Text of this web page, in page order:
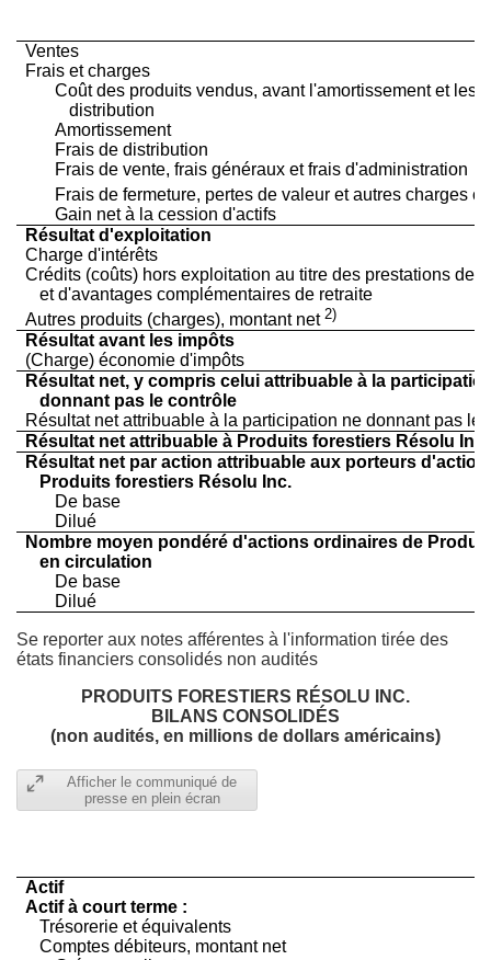
Ventes
Frais et charges
Coût des produits vendus, avant l'amortissement et les
distribution
Amortissement
Frais de distribution
Frais de vente, frais généraux et frais d'administration
Frais de fermeture, pertes de valeur et autres charges
Gain net à la cession d'actifs
Résultat d'exploitation
Charge d'intérêts
Crédits (coûts) hors exploitation au titre des prestations des
et d'avantages complémentaires de retraite
Autres produits (charges), montant net 2)
Résultat avant les impôts
(Charge) économie d'impôts
Résultat net, y compris celui attribuable à la
donnant pas le contrôle
Résultat net attribuable à la participation ne donnant pas le
Résultat net attribuable à Produits forestiers Résolu Inc.
Résultat net par action attribuable aux porteurs
Produits forestiers Résolu Inc.
De base
Dilué
Nombre moyen pondéré d'actions ordinaires de
en circulation
De base
Dilué
Se reporter aux notes afférentes à l'information tirée des
états financiers consolidés non audités
PRODUITS FORESTIERS RÉSOLU INC.
BILANS CONSOLIDÉS
(non audités, en millions de dollars américains)
Afficher le communiqué de
presse en plein écran
Actif
Actif à court terme :
Trésorerie et équivalents
Comptes débiteurs, montant net